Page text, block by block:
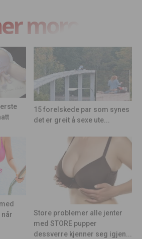
moro
15 forelskede par som synes
det er greit å sexe ute...
når
Store problemer alle jenter
med STORE pupper
dessverre kjenner seg igjen...